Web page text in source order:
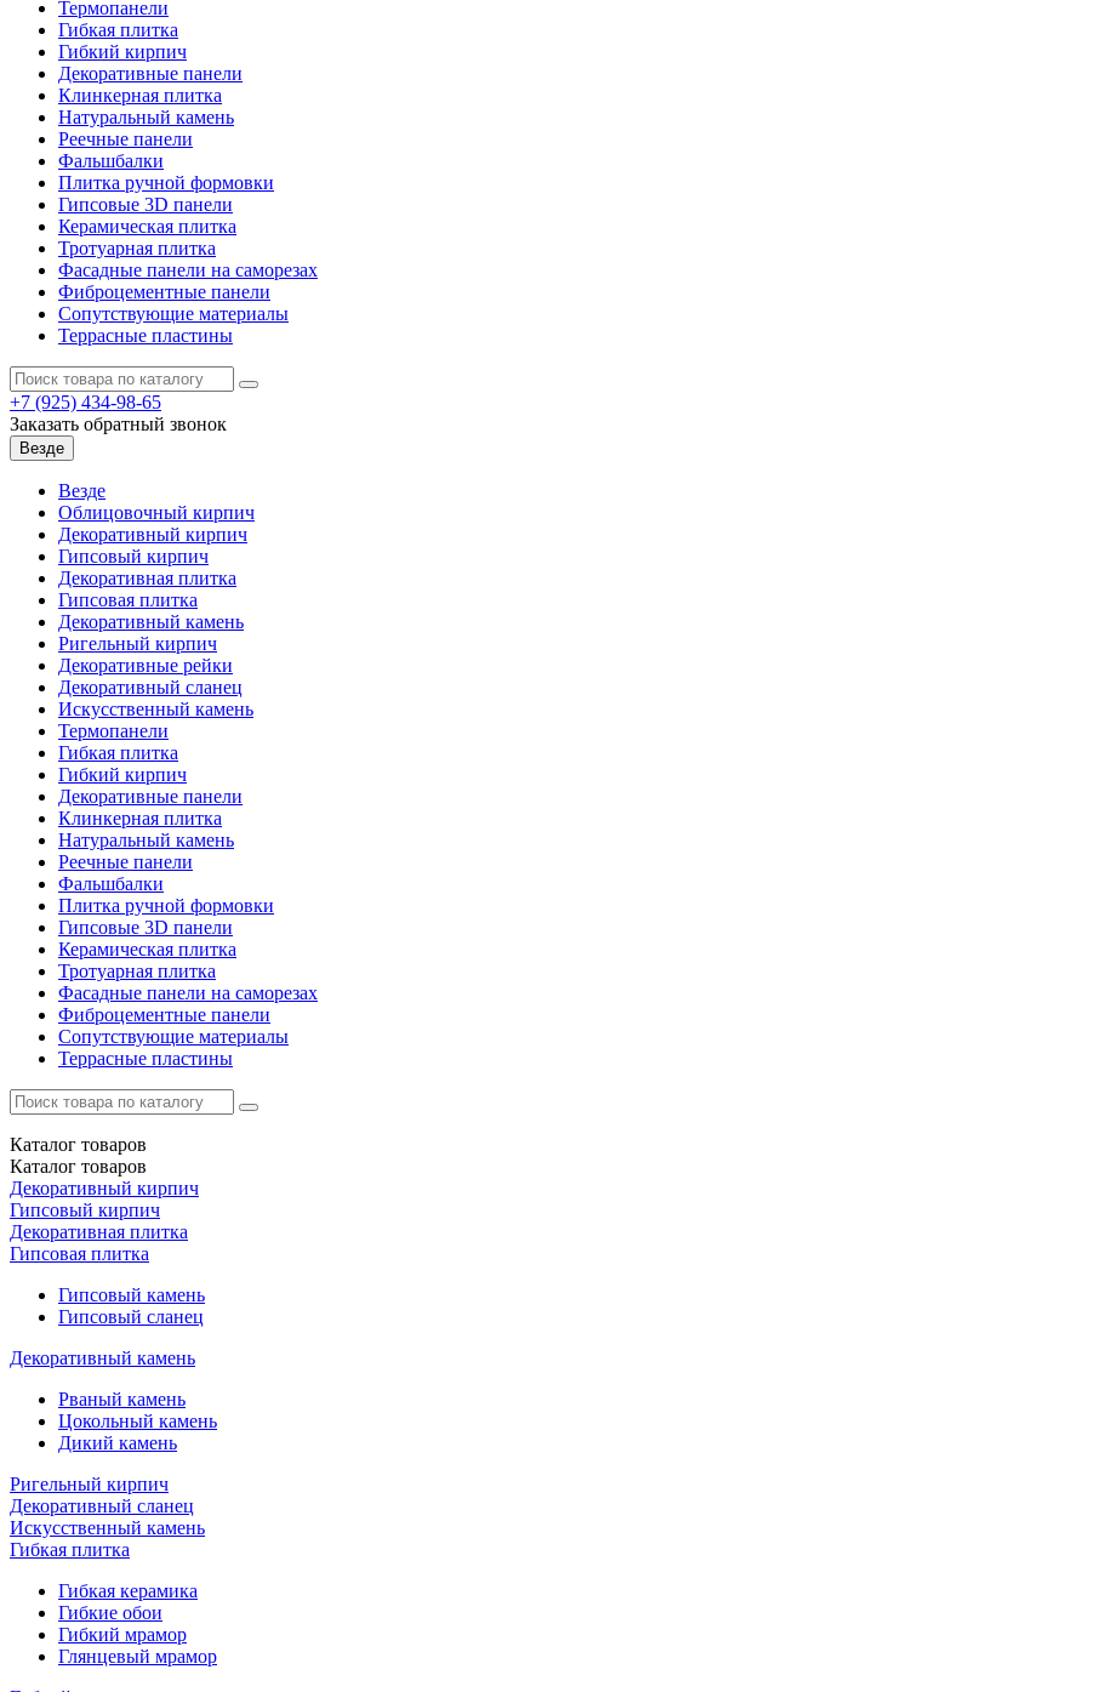
Термопанели
Гибкая плитка
Гибкий кирпич
Декоративные панели
Клинкерная плитка
Натуральный камень
Реечные панели
Фальшбалки
Плитка ручной формовки
Гипсовые 3D панели
Керамическая плитка
Тротуарная плитка
Фасадные панели на саморезах
Фиброцементные панели
Сопутствующие материалы
Террасные пластины
+7 (925) 434-98-65
Заказать обратный звонок
Везде
Везде
Облицовочный кирпич
Декоративный кирпич
Гипсовый кирпич
Декоративная плитка
Гипсовая плитка
Декоративный камень
Ригельный кирпич
Декоративные рейки
Декоративный сланец
Искусственный камень
Термопанели
Гибкая плитка
Гибкий кирпич
Декоративные панели
Клинкерная плитка
Натуральный камень
Реечные панели
Фальшбалки
Плитка ручной формовки
Гипсовые 3D панели
Керамическая плитка
Тротуарная плитка
Фасадные панели на саморезах
Фиброцементные панели
Сопутствующие материалы
Террасные пластины
Каталог товаров
Каталог товаров
Декоративный кирпич
Гипсовый кирпич
Декоративная плитка
Гипсовая плитка
Гипсовый камень
Гипсовый сланец
Декоративный камень
Рваный камень
Цокольный камень
Дикий камень
Ригельный кирпич
Декоративный сланец
Искусственный камень
Гибкая плитка
Гибкая керамика
Гибкие обои
Гибкий мрамор
Глянцевый мрамор